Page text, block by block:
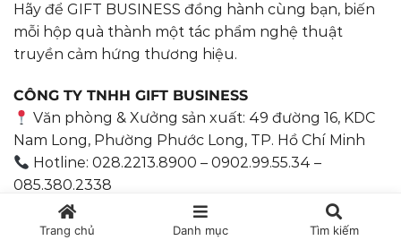
Hãy để GIFT BUSINESS đồng hành cùng bạn, biến
mỗi hộp quà thành một tác phẩm nghệ thuật
truyền cảm hứng thương hiệu.
CÔNG TY TNHH GIFT BUSINESS
Văn phòng & Xưởng sản xuất: 49 đường 16, KDC
Nam Long, Phường Phước Long, TP. Hồ Chí Minh
Hotline: 028.2213.8900 – 0902.99.55.34 –
085.380.2338
Email:
gb@giftbusiness.vn
Trang chủ Danh mục Tìm kiếm